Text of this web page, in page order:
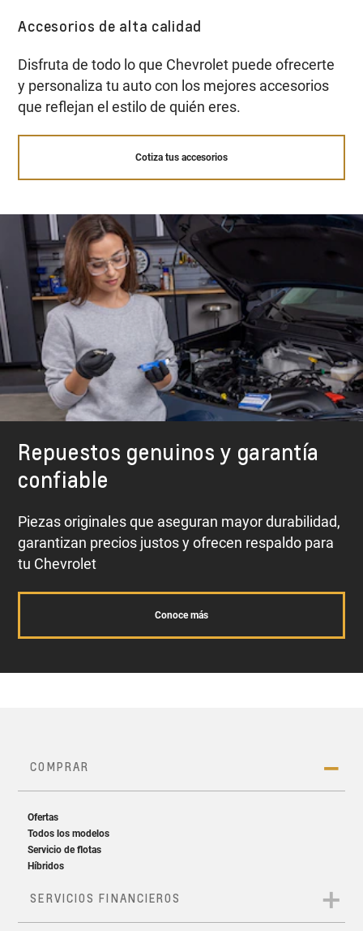
Accesorios de alta calidad
Disfruta de todo lo que Chevrolet puede ofrecerte
y personaliza tu auto con los mejores accesorios
que reflejan el estilo de quién eres.
Cotiza tus accesorios
Repuestos genuinos y garantía
confiable
Piezas originales que aseguran mayor durabilidad,
garantizan precios justos y ofrecen respaldo para
tu Chevrolet
Conoce más